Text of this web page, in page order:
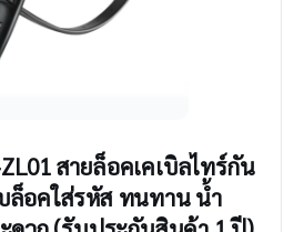
สายล็อคเคเบิลไทร์กัน
ล็อคใส่รหัส ทนทาน น้ำ